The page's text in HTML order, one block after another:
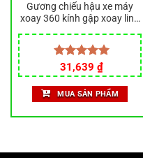
Gương chiếu hậu xe máy
xoay 360 kính gập xoay linh
Wave Vario ren 8-10mm
Được xếp
hạng5.00
5 sao
Giá
gốc
là:
45,000 ₫.
31,639 ₫Giá
hiện
tại
là:
31,639 ₫.
MUA SẢN PHẨM